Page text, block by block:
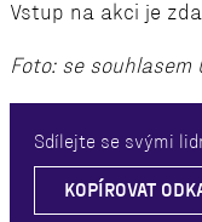
Vstup na akci je
Foto: se souhlasem
Sdílejte se svými
KOPÍROVAT